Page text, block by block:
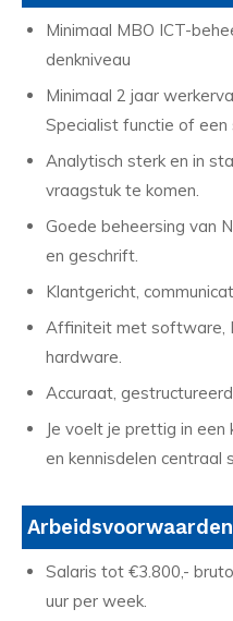
Minimaal MBO ICT-
denkniveau
Minimaal 2 jaar
Specialist functie of
Analytisch sterk en in
vraagstuk te komen.
Goede beheersing van
en geschrift.
Klantgericht,
Affiniteit met software,
hardware.
Accuraat,
Je voelt je prettig in
en kennisdelen centraal
Salaris tot €3.800,-
uur per week.